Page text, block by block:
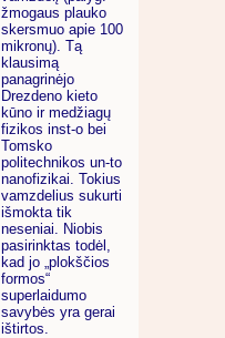
žmogaus plauko
skersmuo apie 100
mikronų). Tą
klausimą
panagrinėjo
Drezdeno kieto
kūno ir medžiagų
fizikos inst-o bei
Tomsko
politechnikos un-to
nanofizikai. Tokius
vamzdelius sukurti
išmokta tik
neseniai. Niobis
pasirinktas todėl,
kad jo „plokščios
formos“
superlaidumo
savybės yra gerai
ištirtos.